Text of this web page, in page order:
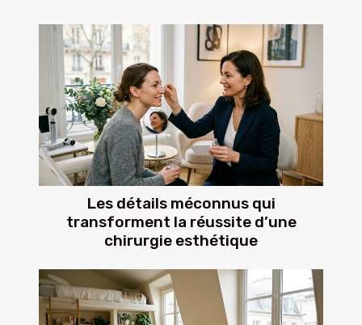
Les détails méconnus qui
transforment la réussite d’une
chirurgie esthétique